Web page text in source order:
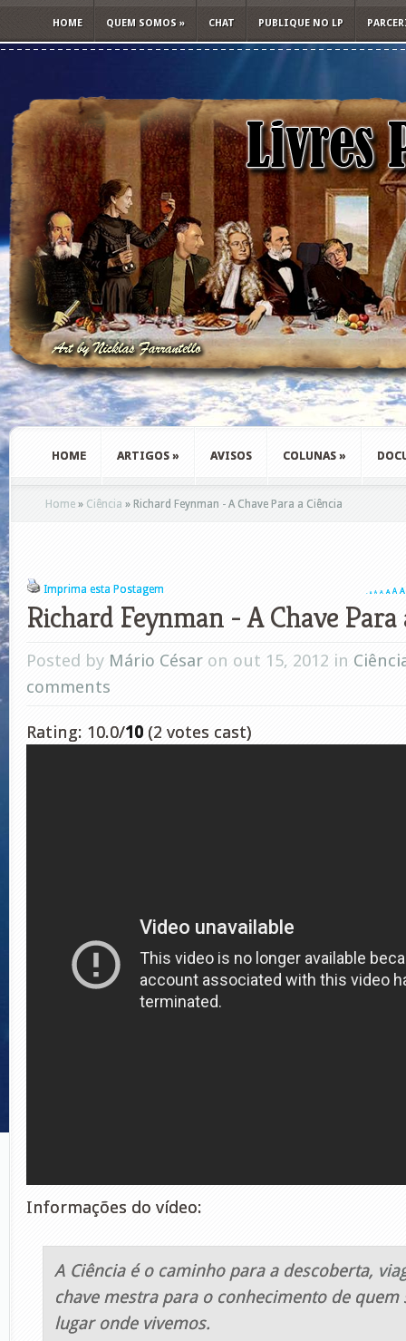
HOME QUEM SOMOS » CHAT PUBLIQUE NO LP
HOME ARTIGOS » AVISOS COLUNAS »
Home » Ciência » Richard Feynman - A Chave Para a Ciência
Imprima esta Postagem A A A A A A A
Richard Feynman - A Chave Para
Posted by Mário César on out 15, 2012 in
comments
Rating: 10.0/10 (2 votes cast)
Informações do vídeo:
A Ciência é o caminho para a descoberta,
chave mestra para o conhecimento de quem
lugar onde vivemos.